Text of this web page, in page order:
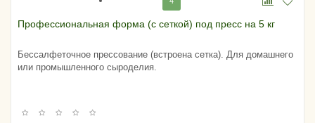
Профессиональная форма (с сеткой) под пресс на 5 кг
Бессалфеточное прессование (встроена сетка). Для домашнего
или промышленного сыроделия.